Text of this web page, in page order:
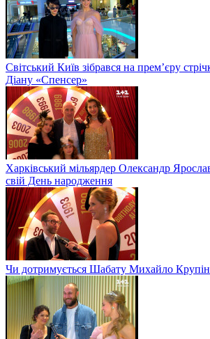
Світський Київ зібрався на прем’єру
Діану «Спенсер»
Харківський мільярдер Олександр
свій День народження
Чи дотримується Шабату Михайло Крупін